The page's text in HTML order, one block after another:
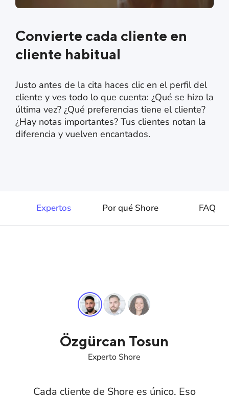
Convierte cada cliente en
cliente habitual
Justo antes de la cita haces clic en el perfil del
cliente y ves todo lo que cuenta: ¿Qué se hizo la
última vez? ¿Qué preferencias tiene el cliente?
¿Hay notas importantes? Tus clientes notan la
diferencia y vuelven encantados.
Expertos Por qué Shore FAQ
Özgürcan Tosun
Experto Shore
Cada cliente de Shore es único. Eso